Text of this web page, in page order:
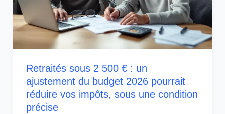
Retraités sous 2 500 € : un
ajustement du budget 2026 pourrait
réduire vos impôts, sous une condition
précise